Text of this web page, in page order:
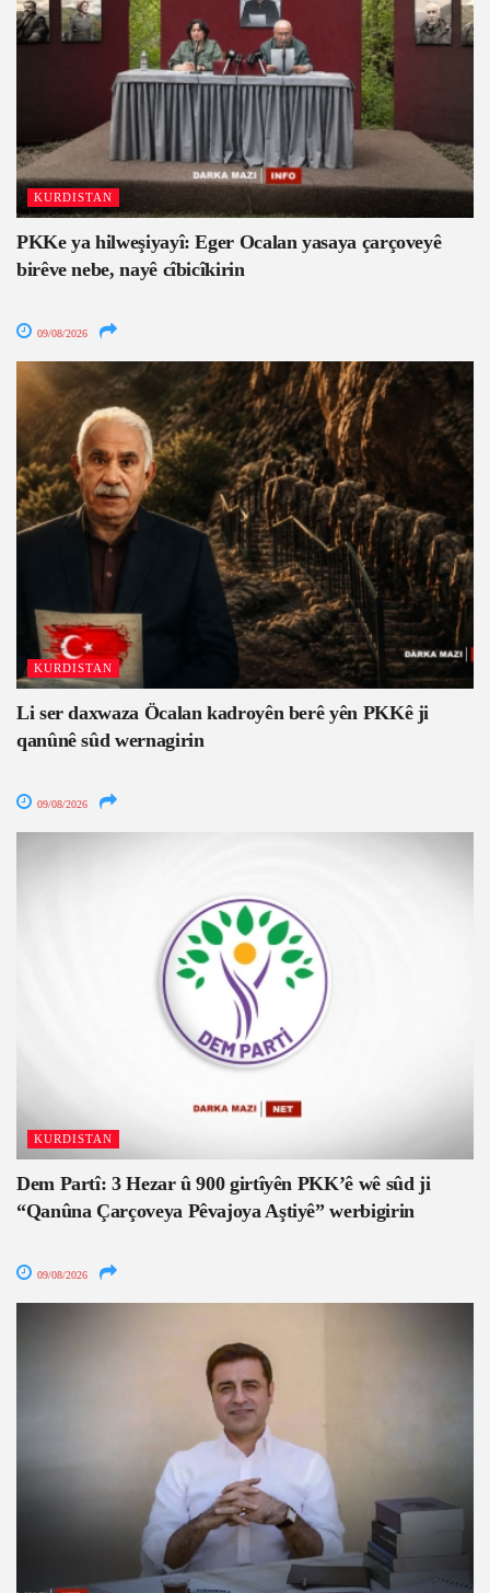
KURDISTAN
PKKe ya hilweşiyayî: Eger Ocalan yasaya çarçoveyê
birêve nebe, nayê cîbicîkirin
09/08/2026
KURDISTAN
Li ser daxwaza Öcalan kadroyên berê yên PKKê ji
qanûnê sûd wernagirin
09/08/2026
KURDISTAN
Dem Partî: 3 Hezar û 900 girtîyên PKK’ê wê sûd ji
“Qanûna Çarçoveya Pêvajoya Aştiyê” werbigirin
09/08/2026